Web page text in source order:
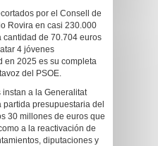
por el Consell de
Rovira en casi 230.000
de 70.704 euros
4 jóvenes
en 2025 es su completa
del PSOE.
instan a la Generalitat
presupuestaria del
30 millones de euros que
a la reactivación de
diputaciones y